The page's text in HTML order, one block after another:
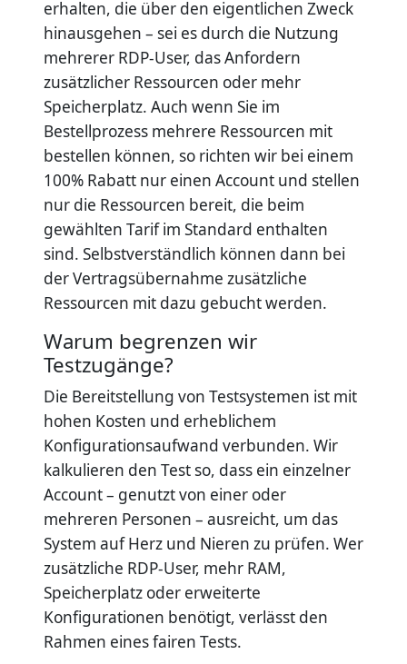
erhalten, die über den eigentlichen Zweck
hinausgehen – sei es durch die Nutzung
mehrerer RDP-User, das Anfordern
zusätzlicher Ressourcen oder mehr
Speicherplatz. Auch wenn Sie im
Bestellprozess mehrere Ressourcen mit
bestellen können, so richten wir bei einem
100% Rabatt nur einen Account und stellen
nur die Ressourcen bereit, die beim
gewählten Tarif im Standard enthalten
sind. Selbstverständlich können dann bei
der Vertragsübernahme zusätzliche
Ressourcen mit dazu gebucht werden.
Warum begrenzen wir
Testzugänge?
Die Bereitstellung von Testsystemen ist mit
hohen Kosten und erheblichem
Konfigurationsaufwand verbunden. Wir
kalkulieren den Test so, dass ein einzelner
Account – genutzt von einer oder
mehreren Personen – ausreicht, um das
System auf Herz und Nieren zu prüfen. Wer
zusätzliche RDP-User, mehr RAM,
Speicherplatz oder erweiterte
Konfigurationen benötigt, verlässt den
Rahmen eines fairen Tests.